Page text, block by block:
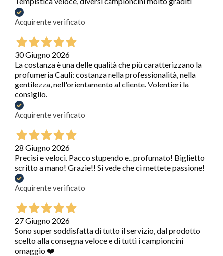
Acquirente verificato
30 Giugno 2026
La costanza è una delle qualità che più caratterizzano la
profumeria Cauli: costanza nella professionalità, nella
gentilezza, nell'orientamento al cliente. Volentieri la
consiglio.
Acquirente verificato
28 Giugno 2026
Precisi e veloci. Pacco stupendo e.. profumato! Biglietto
scritto a mano! Grazie!! Si vede che ci mettete passione!
Acquirente verificato
27 Giugno 2026
Sono super soddisfatta di tutto il servizio, dal prodotto
scelto alla consegna veloce e di tutti i campioncini
omaggio ❤️